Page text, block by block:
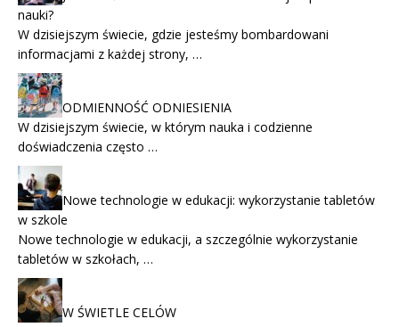
nauki?
W dzisiejszym świecie, gdzie jesteśmy bombardowani
informacjami z każdej strony, …
ODMIENNOŚĆ ODNIESIENIA
W dzisiejszym świecie, w którym nauka i codzienne
doświadczenia często …
Nowe technologie w edukacji: wykorzystanie tabletów
w szkole
Nowe technologie w edukacji, a szczególnie wykorzystanie
tabletów w szkołach, …
W ŚWIETLE CELÓW